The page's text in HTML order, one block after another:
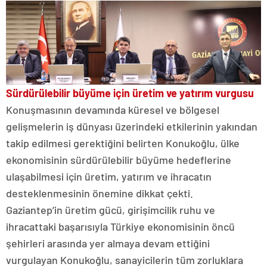
Sürdürülebilir büyüme için üretim ve yatırım vurgusu
Konuşmasının devamında küresel ve bölgesel
gelişmelerin iş dünyası üzerindeki etkilerinin yakından
takip edilmesi gerektiğini belirten Konukoğlu, ülke
ekonomisinin sürdürülebilir büyüme hedeflerine
ulaşabilmesi için üretim, yatırım ve ihracatın
desteklenmesinin önemine dikkat çekti.
Gaziantep’in üretim gücü, girişimcilik ruhu ve
ihracattaki başarısıyla Türkiye ekonomisinin öncü
şehirleri arasında yer almaya devam ettiğini
vurgulayan Konukoğlu, sanayicilerin tüm zorluklara